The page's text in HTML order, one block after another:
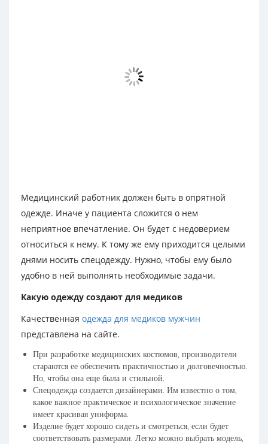
Медицинский работник должен быть в опрятной
одежде. Иначе у пациента сложится о нем
неприятное впечатление. Он будет с недоверием
относиться к нему. К тому же ему приходится целыми
днями носить спецодежду. Нужно, чтобы ему было
удобно в ней выполнять необходимые задачи.
Какую одежду создают для медиков
Качественная одежда для медиков мужчин
представлена на сайте.
При разработке медицинских костюмов, производители
стараются ее обеспечить практичностью и долговечностью.
Но, чтобы она еще была и стильной.
Спецодежда создается дизайнерами. Им известно о том,
какое важное практическое и психологическое значение
имеет красивая униформа.
Изделие будет хорошо сидеть и смотреться, если будет
соответствовать размерами. Легко можно выбрать модель,